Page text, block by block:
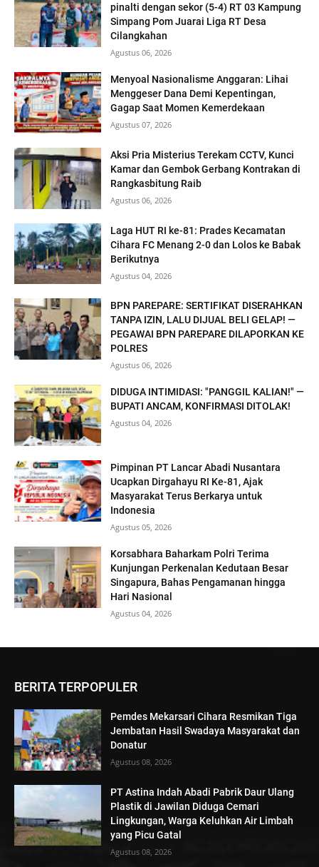
pinalti dengan sekor (5-4) RT 03 Kampung
Simpang Pom Juarai Liga RT Desa
Cilangkahan
Agustus 06, 2026
Menyoal Nasionalisme Anggaran: Lihai
Menggeser Dana Demi Kepentingan,
Gagap Saat Momen Kemerdekaan
Agustus 07, 2026
Aksi Pria Misterius Terekam CCTV, Kunci
Kamar dan Gembok Gerbang Kontrakan di
Rangkasbitung Raib ‎
Agustus 06, 2026
Laga HUT RI ke-81: Prades Kecamatan
Cihara FC Menang 2-0 dan Lolos ke Babak
Berikutnya
Agustus 04, 2026
BPN PAREPARE: SERTIFIKAT DISERAHKAN
TANPA IZIN, LALU DIJUAL BELI GELAP! —
PEGAWAI BPN PAREPARE DILAPORKAN KE
POLRES
Agustus 06, 2026
DIDUGA INTIMIDASI: "PANGGIL KALIAN!" —
BUPATI ANCAM, KONFIRMASI DITOLAK!
Agustus 04, 2026
Pimpinan PT Lancar Abadi Nusantara
Ucapkan Dirgahayu RI Ke-81, Ajak
Masyarakat Terus Berkarya untuk
Indonesia
Agustus 05, 2026
Korsabhara Baharkam Polri Terima
Kunjungan Perkenalan Kedutaan Besar
Singapura, Bahas Pengamanan hingga
Hari Nasional
Agustus 04, 2026
BERITA TERPOPULER
Pemdes Mekarsari Cihara Resmikan Tiga
Jembatan Hasil Swadaya Masyarakat dan
Donatur
Agustus 08, 2026
PT Astina Indah Abadi Pabrik Daur Ulang
Plastik di Jawilan Diduga Cemari
Lingkungan, Warga Keluhkan Air Limbah
yang Picu Gatal
Agustus 08, 2026